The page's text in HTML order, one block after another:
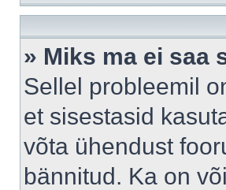
» Miks ma ei saa
Sellel probleemil
et sisestasid
võta ühendust
bännitud. Ka on